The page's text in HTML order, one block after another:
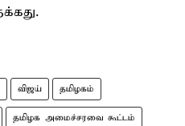
விஜய் தமிழகம்
தமிழக அமைச்சரவை கூட்டம்